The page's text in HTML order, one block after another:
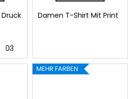
03
Damen T-Shirt Mit Print
MEHR FARBEN